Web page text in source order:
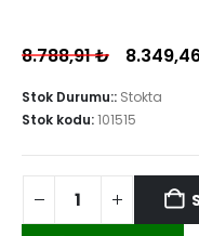
8.788,91₺
Stok Durumu:: Stokta
Stok kodu:101515